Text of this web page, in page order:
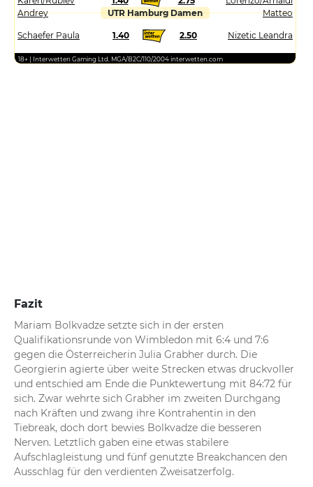
Andrey
Matteo
UTR Hamburg Damen
Schaefer Paula 1.40 2.50 Nizetic Leandra
18+ | Interwetten Gaming Ltd. MGA/B2C/110/2004 interwetten.com
Fazit
Mariam Bolkvadze setzte sich in der ersten
Qualifikationsrunde von Wimbledon mit 6:4 und 7:6
gegen die Österreicherin Julia Grabher durch. Die
Georgierin agierte über weite Strecken etwas druckvoller
und entschied am Ende die Punktewertung mit 84:72 für
sich. Zwar wehrte sich Grabher im zweiten Durchgang
nach Kräften und zwang ihre Kontrahentin in den
Tiebreak, doch dort bewies Bolkvadze die besseren
Nerven. Letztlich gaben eine etwas stabilere
Aufschlagleistung und fünf genutzte Breakchancen den
Ausschlag für den verdienten Zweisatzerfolg.